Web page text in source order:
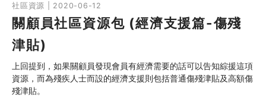
社區資源 | 2020-06-12
關顧員社區資源包 (經濟支援篇-傷殘
津貼)
上回提到，如果關顧員發現會員有經濟需要的話可以告知綜援這項
資源，而為殘疾人士而設的經濟支援則包括普通傷殘津貼及高額傷
殘津貼。